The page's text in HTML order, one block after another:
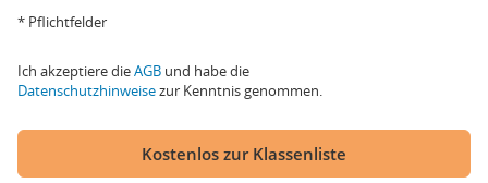
* Pflichtfelder
Ich akzeptiere dieAGB und habe die
Datenschutzhinweisezur Kenntnis genommen.
Kostenlos zur Klassenliste